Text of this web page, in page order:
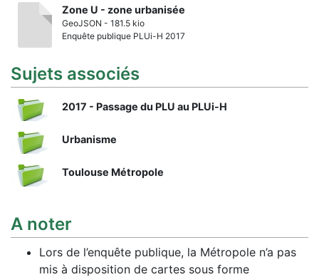
Zone U - zone urbanisée
GeoJSON - 181.5 kio
Enquête publique PLUi-H 2017
Sujets associés
2017 - Passage du PLU au PLUi-H
Urbanisme
Toulouse Métropole
A noter
Lors de l’enquête publique, la Métropole n’a pas
mis à disposition de cartes sous forme